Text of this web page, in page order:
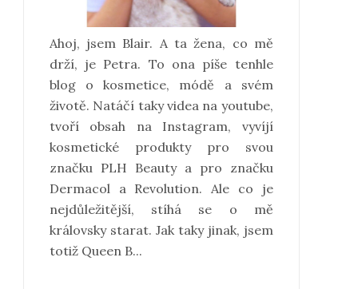
Ahoj, jsem Blair. A ta žena, co mě
drží, je Petra. To ona píše tenhle
blog o kosmetice, módě a svém
životě. Natáčí taky videa na youtube,
tvoří obsah na Instagram, vyvíjí
kosmetické produkty pro svou
značku PLH Beauty a pro značku
Dermacol a Revolution. Ale co je
nejdůležitější, stíhá se o mě
královsky starat. Jak taky jinak, jsem
totiž Queen B...